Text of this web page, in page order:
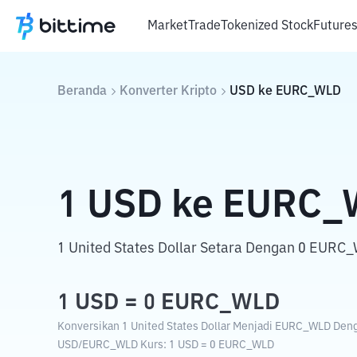
MarketTradeTokenized StockFutures
Beranda Konverter Kripto USD ke EURC_WLD
1 USD ke
1 United States Dollar Setara Dengan 0
1 USD = 0 EURC_WLD
Konversikan 1 United States Dollar Menjadi EURC_WLD
USD/EURC_WLD Kurs: 1 USD = 0 EURC_WLD